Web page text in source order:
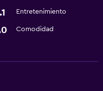
Entretenimiento
Comodidad